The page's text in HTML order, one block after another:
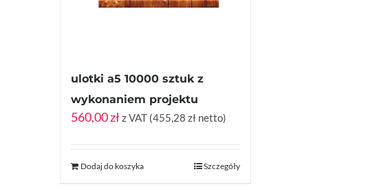
ulotki a5 10000 sztuk z
wykonaniem projektu
560,00złz VAT (455,28 zł netto)
Dodaj do koszyka Szczegóły